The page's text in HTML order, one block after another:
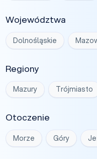
Województwa
Dolnośląskie
Regiony
Mazury Trójmiasto
Otoczenie
Morze Góry